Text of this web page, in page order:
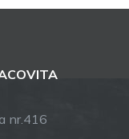
nr.416